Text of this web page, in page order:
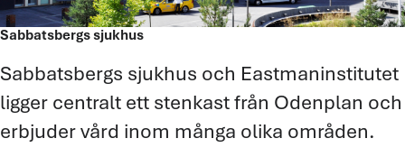
Sabbatsbergs sjukhus
Sabbatsbergs sjukhus och Eastmaninstitutet
ligger centralt ett stenkast från Odenplan och
erbjuder vård inom många olika områden.